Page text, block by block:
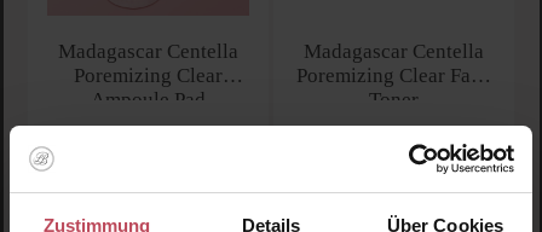
Zustimmung Details Über Cookies
Madagascar Centella
Poremizing Clear
Ampoule Pad
Regulärer Preis:
16,45 CHF
Madagascar Centella
Poremizing Clear Face
Toner
(7,31 CHF / 100 ml)
Regulärer Preis:
15,35 CHF